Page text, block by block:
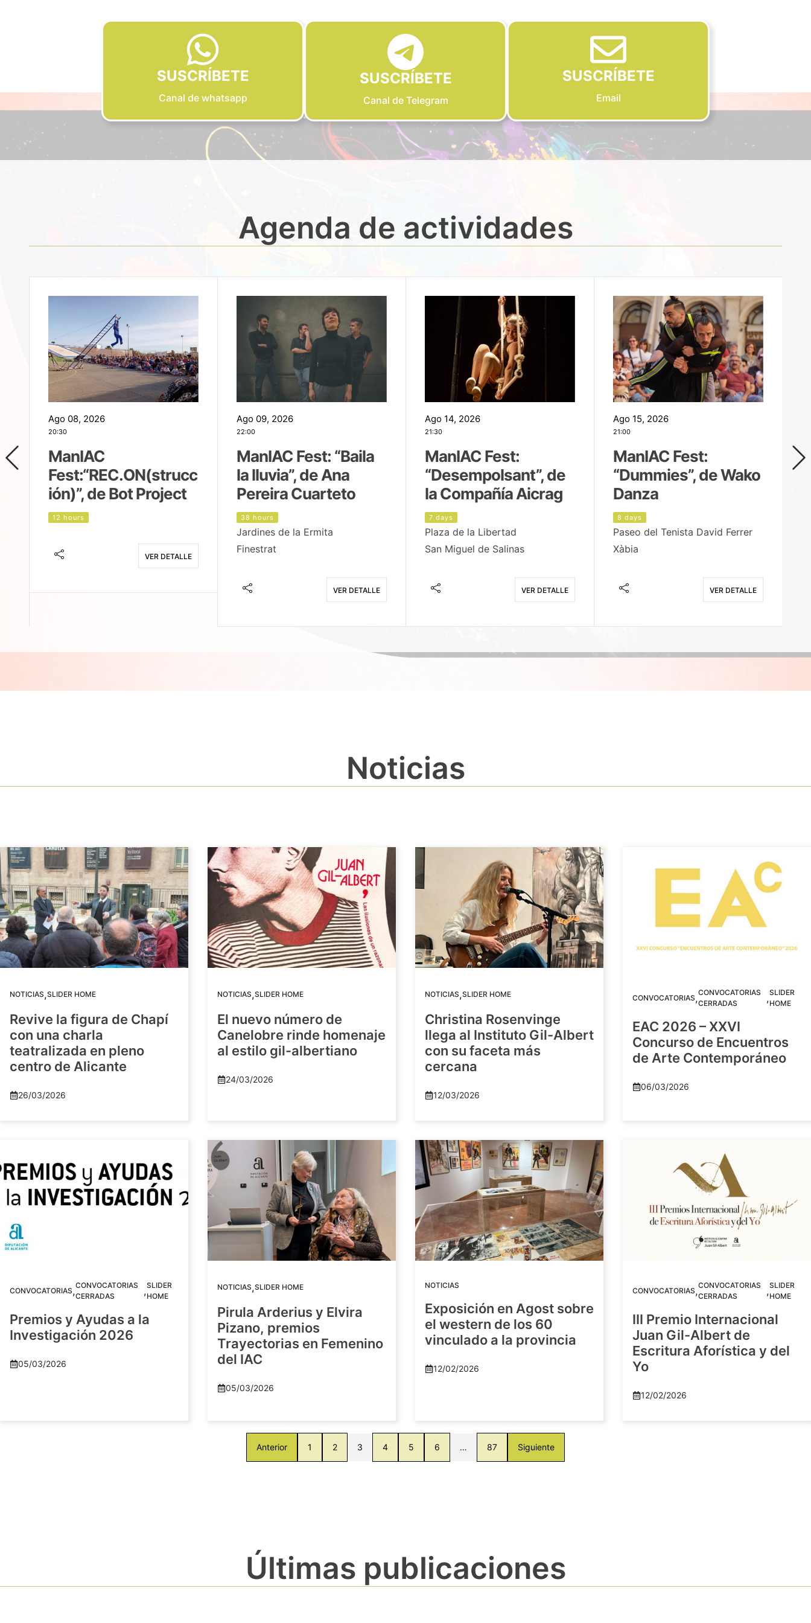
SUSCRÍBETE
Canal de whatsapp
SUSCRÍBETE
Canal de Telegram
SUSCRÍBETE
Email
Agenda de actividades
Ago 08, 2026
20:30
ManIAC
Fest:“REC.ON(strucc
ión)”, de Bot Project
12 hours
VER DETALLE
Ago 09, 2026
22:00
ManIAC Fest: “Baila
la lluvia”, de Ana
Pereira Cuarteto
38 hours
Jardines de la Ermita
Finestrat
VER DETALLE
Ago 14, 2026
21:30
ManIAC Fest:
“Desempolsant”, de
la Compañía Aicrag
7 days
Plaza de la Libertad
San Miguel de Salinas
VER DETALLE
Ago 15, 2026
21:00
ManIAC Fest:
“Dummies”, de Wako
Danza
8 days
Paseo del Tenista David Ferrer
Xàbia
VER DETALLE
Noticias
NOTICIAS,SLIDER HOME
Revive la figura de Chapí
con una charla
teatralizada en pleno
centro de Alicante
26/03/2026
NOTICIAS,SLIDER HOME
El nuevo número de
Canelobre rinde homenaje
al estilo gil-albertiano
24/03/2026
NOTICIAS,SLIDER HOME
Christina Rosenvinge
llega al Instituto Gil-Albert
con su faceta más
cercana
12/03/2026
CONVOCATORIAS,CONVOCATORIAS
CERRADAS
,SLIDER
HOME
EAC 2026 – XXVI
Concurso de Encuentros
de Arte Contemporáneo
06/03/2026
CONVOCATORIAS,CONVOCATORIAS
CERRADAS
,SLIDER
HOME
Premios y Ayudas a la
Investigación 2026
05/03/2026
NOTICIAS,SLIDER HOME
Pirula Arderius y Elvira
Pizano, premios
Trayectorias en Femenino
del IAC
05/03/2026
NOTICIAS
Exposición en Agost sobre
el western de los 60
vinculado a la provincia
12/02/2026
CONVOCATORIAS,CONVOCATORIAS
CERRADAS
,SLIDER
HOME
III Premio Internacional
Juan Gil-Albert de
Escritura Aforística y del
Yo
12/02/2026
Anterior 1 2 3 4 5 6 … 87 Siguiente
Últimas publicaciones